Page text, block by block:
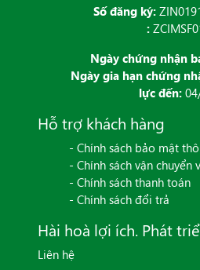
Số đăng ký:
:
Ngày chứng nhận
Ngày gia hạn chứng
lực đến:
Hỗ trợ khách hàng
- Chính sách bảo mật
- Chính sách vận chuyển
- Chính sách thanh toán
- Chính sách đổi trả
Hài hoà lợi ích. Phát
Liên hệ